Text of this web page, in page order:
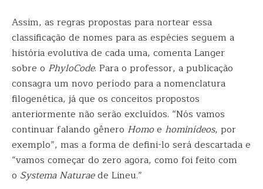
Assim, as regras propostas para nortear essa
classificação de nomes para as espécies seguem a
história evolutiva de cada uma, comenta Langer
sobre o PhyloCode. Para o professor, a publicação
consagra um novo período para a nomenclatura
filogenética, já que os conceitos propostos
anteriormente não serão excluídos. “Nós vamos
continuar falando gênero Homoe hominídeos, por
exemplo”, mas a forma de defini-lo será descartada e
“vamos começar do zero agora, como foi feito com
o Systema Naturaede Lineu.”